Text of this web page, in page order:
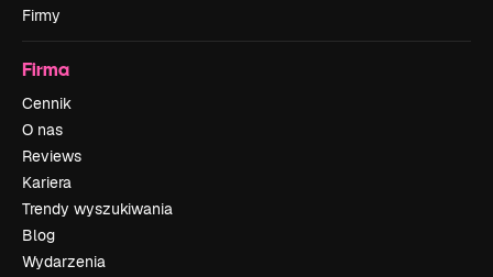
Firmy
Firma
Cennik
O nas
Reviews
Kariera
Trendy wyszukiwania
Blog
Wydarzenia